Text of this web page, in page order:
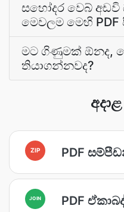
සහෝදර වෙබ්
මෙවලම මෙහි
මට ගිණුමක් ඕනද,
තියාගන්නවද?
ZIP PDF
JOIN PDF